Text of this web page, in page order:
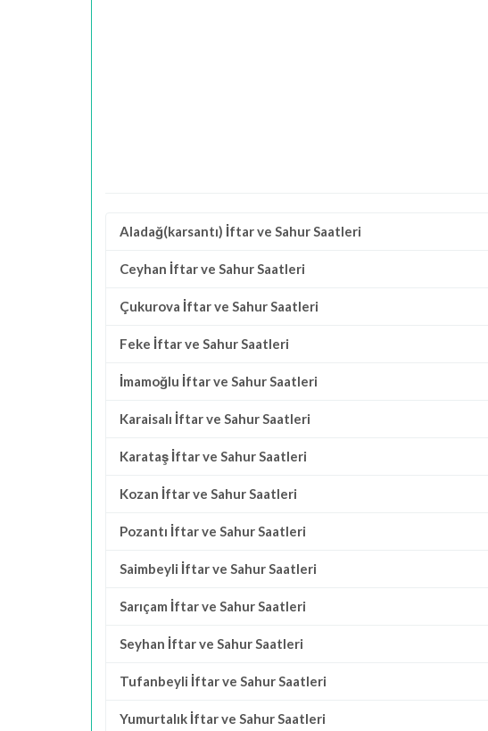
Aladağ(karsantı) İftar ve Sahur Saatleri
Ceyhan İftar ve Sahur Saatleri
Çukurova İftar ve Sahur Saatleri
Feke İftar ve Sahur Saatleri
İmamoğlu İftar ve Sahur Saatleri
Karaisalı İftar ve Sahur Saatleri
Karataş İftar ve Sahur Saatleri
Kozan İftar ve Sahur Saatleri
Pozantı İftar ve Sahur Saatleri
Saimbeyli İftar ve Sahur Saatleri
Sarıçam İftar ve Sahur Saatleri
Seyhan İftar ve Sahur Saatleri
Tufanbeyli İftar ve Sahur Saatleri
Yumurtalık İftar ve Sahur Saatleri